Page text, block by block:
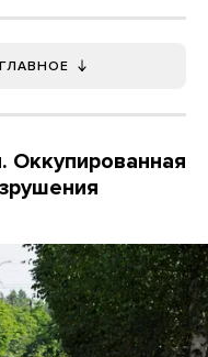
Оккупированная